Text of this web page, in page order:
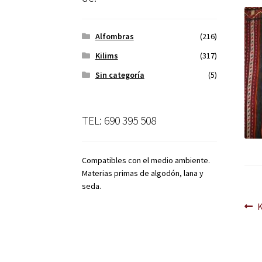
Alfombras
(216)
Kilims
(317)
Sin categoría
(5)
TEL: 690 395 508
Compatibles con el medio ambiente.
Materias primas de algodón, lana y
seda.